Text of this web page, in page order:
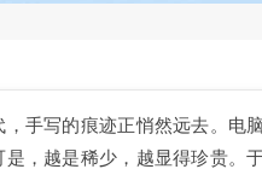
手写的痕迹正悄然远去。电
，越是稀少，越显得珍贵。